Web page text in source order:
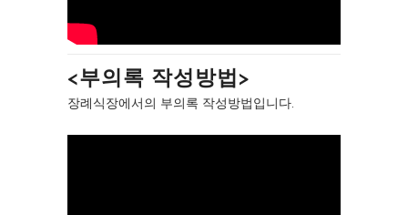
<부의록 작성방법>
장례식장에서의 부의록 작성방법입니다.